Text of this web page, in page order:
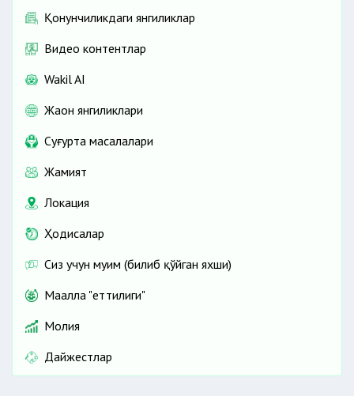
Қонунчиликдаги янгиликлар
Видео контентлар
Wakil AI
Жаҳон янгиликлари
Cуғурта масалалари
Жамият
Локация
Ҳодисалар
Сиз учун муҳим (билиб қўйган яхши)
Маҳалла "еттилиги"
Молия
Дайжестлар